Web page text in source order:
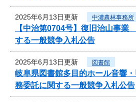
2025年6月13日更新 中濃農林事務所
【中治第0704号】復旧治山事
する一般競争入札公告
2025年6月13日更新 図書館
岐阜県図書館多目的ホール音響
務委託に関する一般競争入札公告